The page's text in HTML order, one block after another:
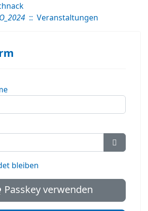
:: Veranstaltungen
bleiben
Passkey verwenden